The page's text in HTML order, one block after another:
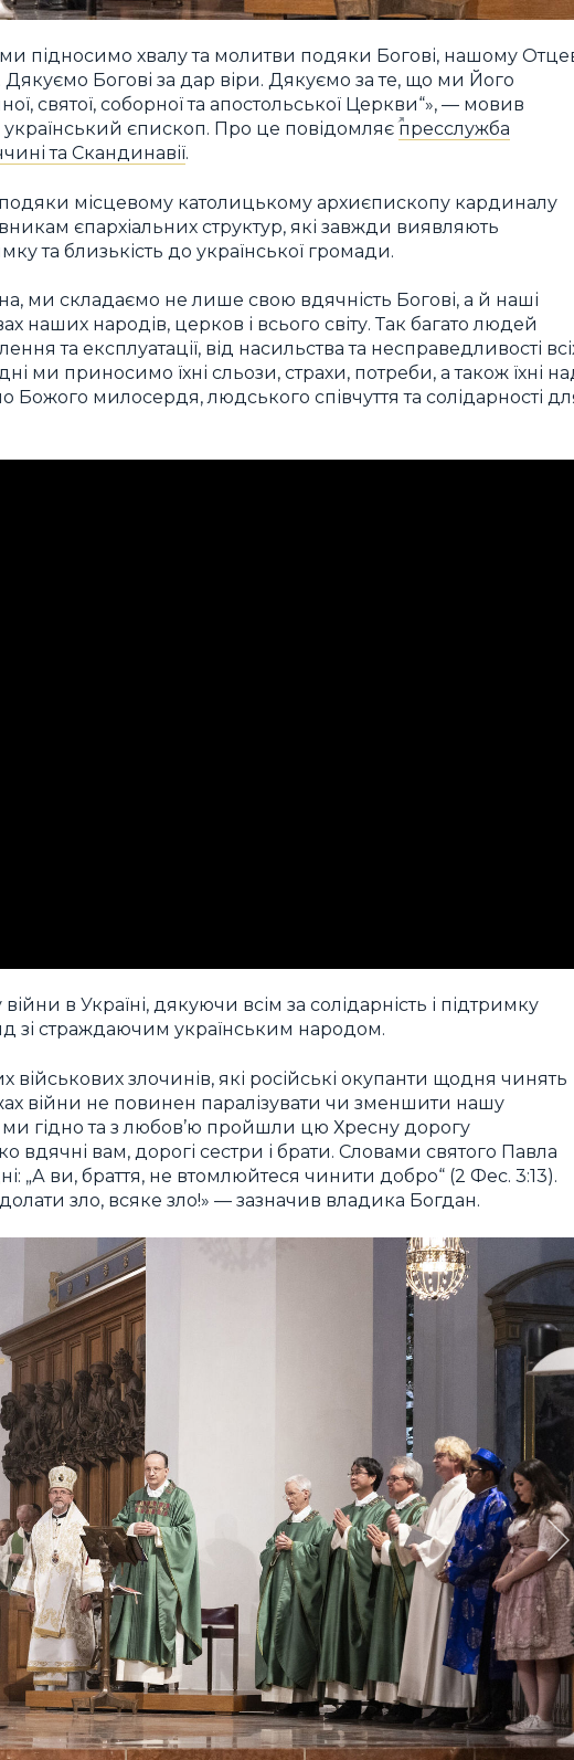
ми підносимо хвалу та молитви подяки Богові, нашому
Дякуємо Богові за дар віри. Дякуємо за те, що ми Його
святої, соборної та апостольської Церкви“», — мовив
єпископ. Про це повідомляєпресслужба
та Скандинавії.
місцевому католицькому архиєпископу кардиналу
єпархіальних структур, які завжди виявляють
та близькість до української громади.
ми складаємо не лише свою вдячність Богові, а й наші
наших народів, церков і всього світу. Так багато людей
та експлуатації, від насильства та несправедливості
ми приносимо їхні сльози, страхи, потреби, а також їхні
милосердя, людського співчуття та солідарності
в Україні, дякуючи всім за солідарність і підтримку
зі страждаючим українським народом.
злочинів, які російські окупанти щодня чинять
війни не повинен паралізувати чи зменшити нашу
ми гідно та з любов’ю пройшли цю Хресну дорогу
вдячні вам, дорогі сестри і брати. Словами святого Павла
„А ви, браття, не втомлюйтеся чинити добро“ (2 Фес. 3:13).
зло, всяке зло!» — зазначив владика Богдан.